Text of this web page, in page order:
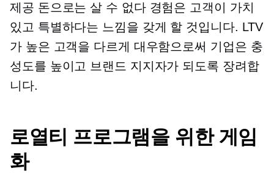
제공 돈으로는 살 수 없다경험은 고객이 가치
있고 특별하다는 느낌을 갖게 할 것입니다. LTV
가 높은 고객을 다르게 대우함으로써 기업은 충
성도를 높이고 브랜드 지지자가 되도록 장려합
니다.
로열티 프로그램을 위한 게임
화